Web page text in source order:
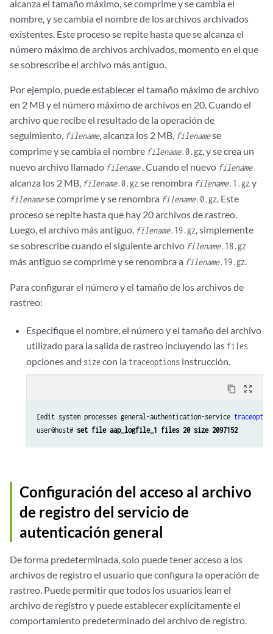
alcanza el tamaño máximo, se comprime y se cambia el
nombre, y se cambia el nombre de los archivos archivados
existentes. Este proceso se repite hasta que se alcanza el
número máximo de archivos archivados, momento en el que
se sobrescribe el archivo más antiguo.
Por ejemplo, puede establecer el tamaño máximo de archivo
en 2 MB y el número máximo de archivos en 20. Cuando el
archivo que recibe el resultado de la operación de
seguimiento, filename, alcanza los 2 MB, filenamese
comprime y se cambia el nombre filename.0.gz, y se crea un
nuevo archivo llamado filename. Cuando el nuevo filename
alcanza los 2 MB, filename.0.gz se renombra filename.1.gz y
filenamese comprime y se renombra filename.0.gz. Este
proceso se repite hasta que hay 20 archivos de rastreo.
Luego, el archivo más antiguo, filename.19.gz, simplemente
se sobrescribe cuando el siguiente archivo filename.18.gz
más antiguo se comprime y se renombra a filename.19.gz.
Para configurar el número y el tamaño de los archivos de
rastreo:
Especifique el nombre, el número y el tamaño del archivo
utilizado para la salida de rastreo incluyendo las files
opciones and sizecon la traceoptions instrucción.
content_copy zoom_out_map
[edit system processes general-authentication-service
user@host# set file aap_logfile_1 files 20 size 2097152
Configuración del acceso al archivo
de registro del servicio de
autenticación general
De forma predeterminada, solo puede tener acceso a los
archivos de registro el usuario que configura la operación de
rastreo. Puede permitir que todos los usuarios lean el
archivo de registro y puede establecer explícitamente el
comportamiento predeterminado del archivo de registro.